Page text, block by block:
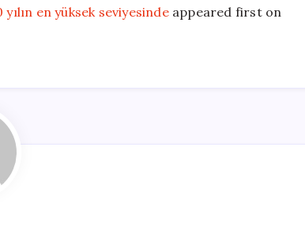
en yüksek seviyesindeappeared first on